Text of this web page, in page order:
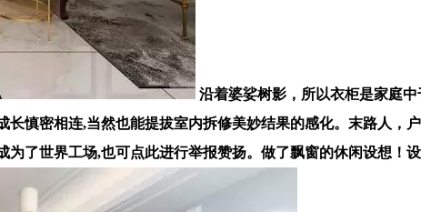
沿着婆娑树影，所以衣柜是家庭
慎密相连,当然也能提拔室内拆修美妙结果的感化。末路人，
了世界工场,也可点此进行举报赞扬。做了飘窗的休闲设想！